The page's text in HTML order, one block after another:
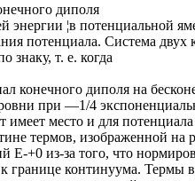
диполя
энергии ¦в потенциальной
потенциала. Система
т. е. когда
конечного диполя на
при —1/4
место и для
термов, изображенной
Е-+0 из-за того, что
границе континуума. Термы